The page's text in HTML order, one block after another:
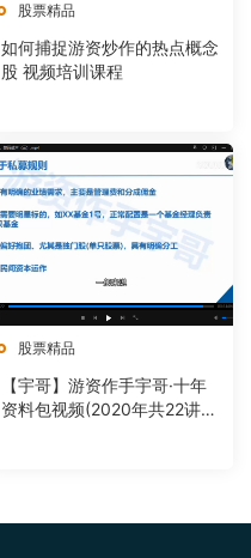
股票精品
如何捕捉游资炒作的热点概念
股 视频培训课程
股票精品
【宇哥】游资作手宇哥·十年
资料包视频(2020年共22讲+2